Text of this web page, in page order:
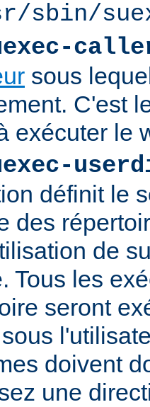
sbin/
sous
C'est
exécuter le
définit le
des
de
Tous les
seront
doivent
une